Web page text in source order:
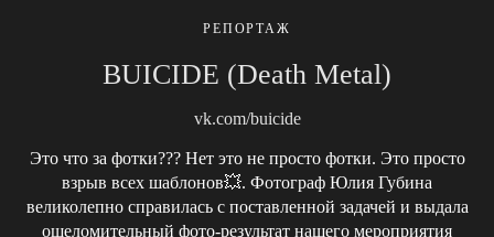
РЕПОРТАЖ
BUICIDE (Death Metal)
vk.com/buicide
Это что за фотки??? Нет это не просто фотки. Это просто
взрыв всех шаблонов💥. Фотограф Юлия Губина
великолепно справилась с поставленной задачей и выдала
ошеломительный фото-результат нашего мероприятия